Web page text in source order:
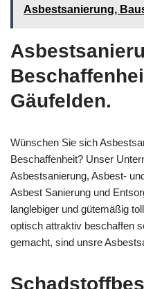
Asbestsanierung,
Gäufelden.
Wünschen Sie sich
Beschaffenheit? Unser
Asbestsanierung, Asbest-
Asbest Sanierung und
langlebiger und gütemäßig
optisch attraktiv beschaffen
gemacht, sind unsre